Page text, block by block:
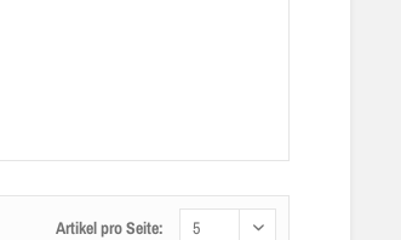
Artikel pro Seite: